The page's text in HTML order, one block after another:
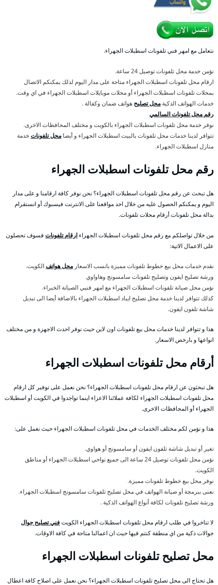
نتعامل مع امهر فني تلفونات اسطبلات الجهراء.
نؤمن خدمة محل تلفونات توصيل 24 ساعة.
ارقام محل تلفونات اسطبلات الجهراء متاحة على مدار اليوم لذلك يمكنكم الاتصال
بمحلات تلفونات اسطبلات الجهراء أو محلات موبايلات اسطبلات الجهراء في اي وقت.
خدمات الهواتف الذكية محل تصليح هواتف ضمان وكفالة .
رقم محل تلفونات السالمي
نوفر خدمة محل تلفونات اسطبلات الجهراء بالكويت و مختلف المحافظات الاخرى.
تتوافر لدينا خدمات محل تلفونات بالبيت اسطبلات الجهراء و أيضا محل تلفوناتخدمة
منازل اسطبلات الجهراء.
رقم محل تلفونات اسطبلات الجهراء
هل تبحث عن رقم محل تلفونات اسطبلات الجهراء؟ نحن نوفر كافة ارقامنا و على مدار
اليوم و يمكنكم الحصول عليه من خلال احد مواقعنا على الانترنت فيسبوك أو انستقرام
بدالة محل تلفونات أرقام محلات تلفونات.
من خلال تواصلكم مع رقم محل تلفونات اسطبلات الجهراء ارقام تلفونات فسوف تحصلون
على الاعمال الاتية:
نقدم خدمات محل بيع خطوط تلفونات مميزة بانسب الاسعار محل هواتفالكويت.
ورشة تصليح ايفون وتصليح تلفونات سامسونج وهاواوي
نؤمن محل صيانة تلفونات اسطبلات الجهراء مع امهر فنيي الصيانة الخبراء.
كذلك تتوافر لدينا خدمة محل تصليح ايباد اسطبلات الجهراء بالاضافة أيضا الى تبديل
شاشة تلفون ايفون.
هذا و تتوافر لدينا خدمات محل بيع تلفونات اون لاين حيث نوفر احدث الاجهزة و من مختلف
انواعها و بارخص الاسعار.
أرقام محل تلفونات اسطبلات الجهراء
هل تبحثون عن ارقام محل تلفونات اسطبلات الجهراء؟ نحن نعمل على توفير كل ارقام
محل تلفونات اسطبلات الجهراء لكافة عملائنا الاعزاء اينما تواجدوا في الكويت أو اسطبلات
الجهراء أو المحافظات الاخرى.
هذا و نؤمن لكم مختلف الخدمات في محل تلفونات اسطبلات الجهراء حيث نعمل على:
تغير أو تبديل شاشة تلفون ايفون أو سامسونج أو هواوي.
نؤمن محل تلفونات توصيل 24 ساعة الى جميع نواحي اسطبلات الجهراء أو مناطق
الكويت.
نوفر محل بيع خطوط تلفونات مميزة.
نعنى ببرمجة أو صيانة الهواتف في محل تصليح تلفونات سامسونج اسطبلات الجهراء.
ورشة تصليح تلفونات لكافة أنواع الهواتف الذكية .
لا تتاخروا في طلب ارقام محل تلفونات اسطبلات الجهراء الكويتفني تصليح جوال
جوالات ذكية من اي منطقة كنتم فيها حيث ان اعمالنا متاحة في كافة الاوقات.
محل تصليح تلفونات اسطبلات الجهراء
هل تحتاج الى محل تصليح تلفونات اسطبلات الجهراء؟ نحن نعمل على اصلاح كافة اعطال